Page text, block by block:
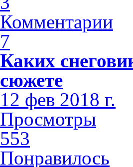
Комментарии
7
Каких
сюжете
12 фев 2018 г.
Просмотры
553
Понравилось